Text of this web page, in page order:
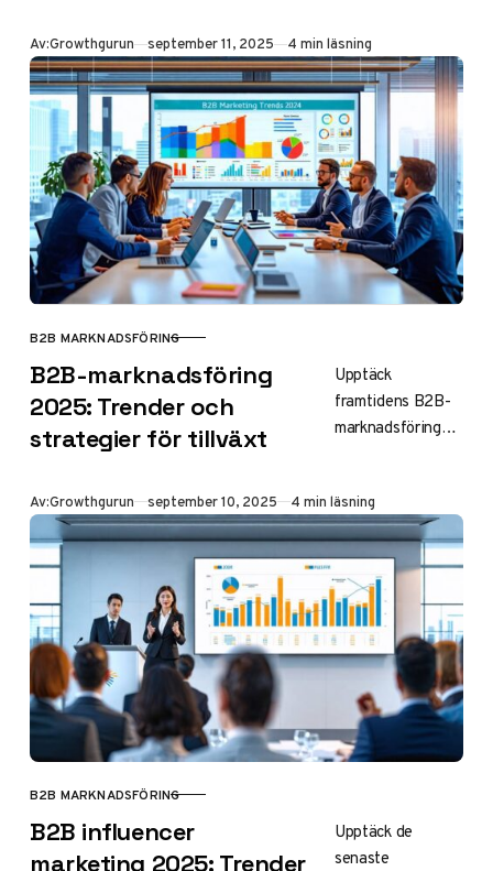
g och
videostrategier
som
revolutionerar
branschen 2025.
Experttips för
kostnadseffektiv
digital
marknadsföring
som levererar
resultat.
Av:Growthgurun Publicerad
september 11, 2025 4 min läsning
KATEGORI
B2B MARKNADSFÖRING
B2B-marknadsföring
2025: Trender och
strategier för tillväxt
Upptäck
framtidens B2B-
marknadsföringstr
personalisering,
ABM och video-
first strategier för
att nå
företagskunder
effektivt och öka
ROI.
Av:Growthgurun Publicerad
september 10, 2025 4 min läsning
KATEGORI
B2B MARKNADSFÖRING
B2B influencer
marketing 2025: Trender
Upptäck de
senaste